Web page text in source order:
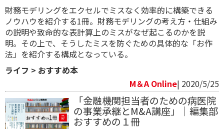
財務モデリングをエクセルでミスなく効率的に構築できる
ノウハウを紹介する1冊。財務モデリングの考え方・仕組み
の説明や致命的な表計算上のミスがなぜ起こるのかを説
明。その上で、そうしたミスを防ぐための具体的な「お作
法」を紹介する構成となっている。
ライフ > おすすめ本
M＆A Online| 2020/5/25
「金融機関担当者のための病医院
の事業承継とM&A講座」｜編集部
おすすめの１冊